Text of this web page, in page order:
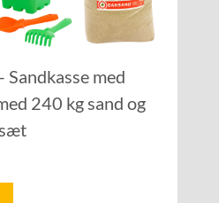
Sandkasse med
240 kg sand og